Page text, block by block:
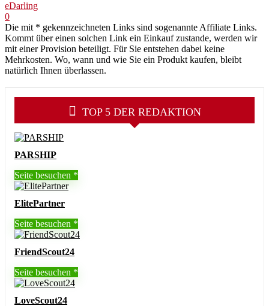
eDarling
0
Die mit * gekennzeichneten Links sind sogenannte Affiliate Links.
Kommt über einen solchen Link ein Einkauf zustande, werden wir
mit einer Provision beteiligt. Für Sie entstehen dabei keine
Mehrkosten. Wo, wann und wie Sie ein Produkt kaufen, bleibt
natürlich Ihnen überlassen.
TOP 5 DER REDAKTION
PARSHIP
Seite besuchen
ElitePartner
Seite besuchen
FriendScout24
Seite besuchen
LoveScout24